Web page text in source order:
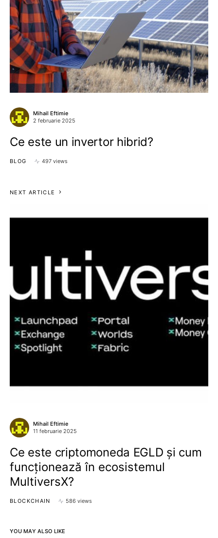
Mihail Eftimie
2 februarie 2025
Ce este un invertor hibrid?
BLOG 497 views
NEXT ARTICLE
Mihail Eftimie
11 februarie 2025
Ce este criptomoneda EGLD și cum
funcționează în ecosistemul
MultiversX?
BLOCKCHAIN 586 views
YOU MAY ALSO LIKE